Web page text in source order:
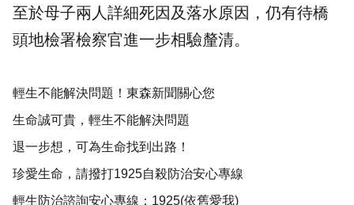
至於母子兩人詳細死因及落水原因，仍有待橋
頭地檢署檢察官進一步相驗釐清。
輕生不能解決問題！東森新聞關心您
生命誠可貴，輕生不能解決問題
退一步想，可為生命找到出路！
珍愛生命，請撥打1925自殺防治安心專線
輕生防治諮詢安心專線：1925(依舊愛我)